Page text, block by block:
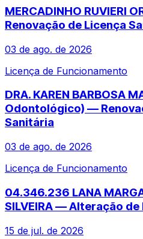
MERCADINHO RUVIERI
Renovação de Licença
03 de ago. de 2026
Licença de Funcionamento
DRA. KAREN BARBOSA
Odontológico) —
Sanitária
03 de ago. de 2026
Licença de Funcionamento
04.346.236 LANA
SILVEIRA — Alteração de
15 de jul. de 2026